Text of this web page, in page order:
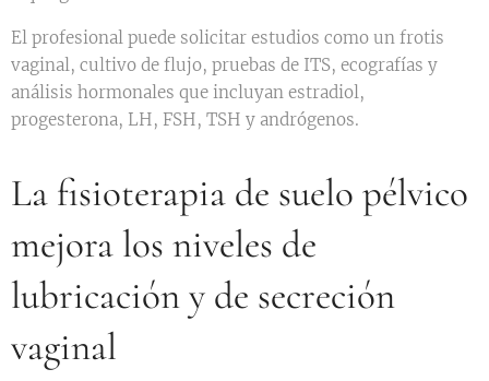
El profesional puede solicitar estudios como un frotis
vaginal, cultivo de flujo, pruebas de ITS, ecografías y
análisis hormonales que incluyan estradiol,
progesterona, LH, FSH, TSH y andrógenos.
La fisioterapia de suelo pélvico
mejora los niveles de
lubricación y de secreción
vaginal